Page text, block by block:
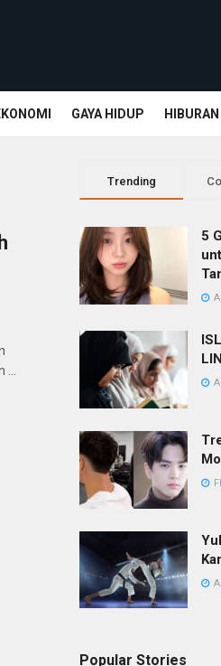
GAYA HIDUP HIBURAN
Trending
5
Popular Stories